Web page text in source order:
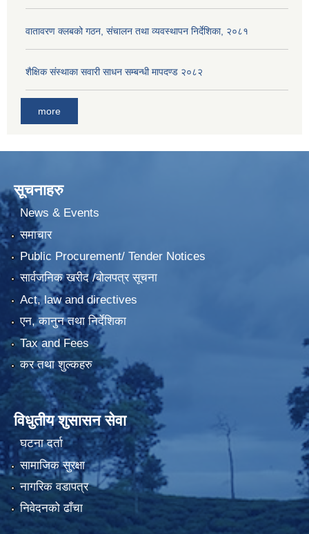
वातावरण क्लबको गठन, संचालन तथा व्यवस्थापन निर्देशिका, २०८१
शैक्षिक संस्थाका सवारी साधन सम्बन्धी मापदण्ड २०८२
more
सूचनाहरु
News & Events
समाचार
Public Procurement/ Tender Notices
सार्वजनिक खरीद /बोलपत्र सूचना
Act, law and directives
एन, कानुन तथा निर्देशिका
Tax and Fees
कर तथा शुल्कहरु
विधुतीय शुसासन सेवा
घटना दर्ता
सामाजिक सुरक्षा
नागरिक वडापत्र
निवेदनको ढाँचा